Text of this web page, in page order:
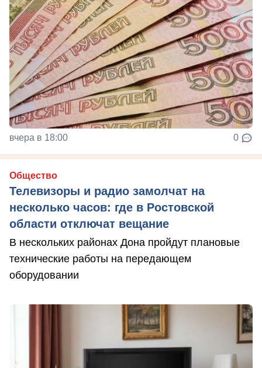
вчера в 18:00 0
Общество
Телевизоры и радио замолчат на
несколько часов: где в Ростовской
области отключат вещание
В нескольких районах Дона пройдут плановые
технические работы на передающем
оборудовании